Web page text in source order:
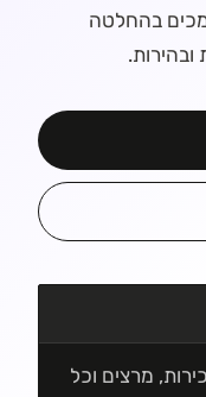
בהחלטה
מרצים וכל